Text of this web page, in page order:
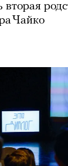
вторая
Чайко